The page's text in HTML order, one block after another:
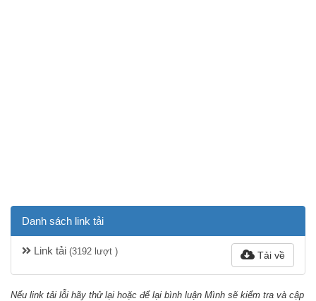
Danh sách link tải
Link tải (3192 lượt ) Tải về
Nếu link tải lỗi hãy thử lại hoặc để lại bình luận Mình sẽ kiểm tra và cập